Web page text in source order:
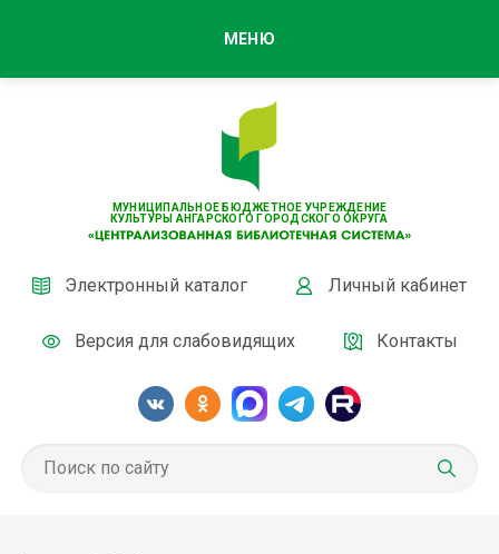
МУНИЦИПАЛЬНОЕ БЮДЖЕТНОЕ УЧРЕЖДЕНИЕ
КУЛЬТУРЫ АНГАРСКОГО ГОРОДСКОГО ОКРУГА
Электронный каталог Личный кабинет
Версия для слабовидящих Контакты
МЕНЮ